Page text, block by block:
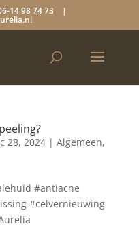
14 98 74 73 |
28, 2024| Algemeen,
#antiacne
#celvernieuwing